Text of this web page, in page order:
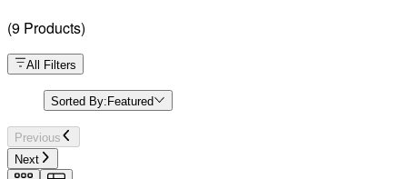
(9 Products)
All Filters
Sorted By: Featured
Previous
Next